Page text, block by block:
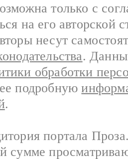
только с
на его авторской
несут
.
обработки
подробную
.
портала
сумме